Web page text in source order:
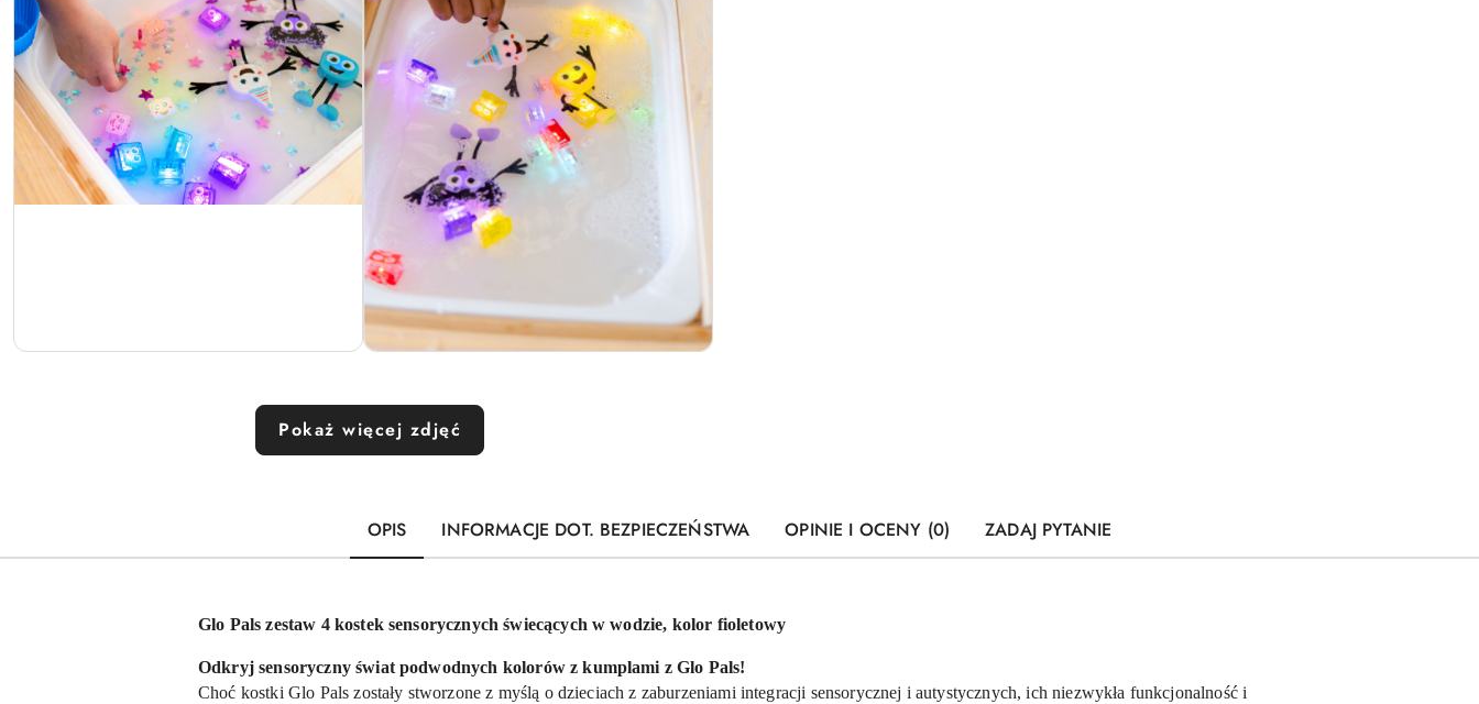
Pokaż więcej zdjęć
OPIS INFORMACJE DOT. BEZPIECZEŃSTWA OPINIE I OCENY (0) ZADAJ PYTANIE
Glo Pals zestaw 4 kostek sensorycznych świecących w wodzie, kolor fioletowy
Odkryj sensoryczny świat podwodnych kolorów z kumplami z Glo Pals!
Choć kostki Glo Pals zostały stworzone z myślą o dzieciach z zaburzeniami integracji sensorycznej i autystycznych, ich niezwykła funkcjonalność i